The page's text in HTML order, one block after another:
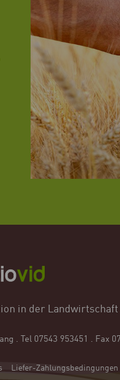
in der Landwirtschaft
Tel 07543 953451 . Fax
Liefer-Zahlungsbedingungen